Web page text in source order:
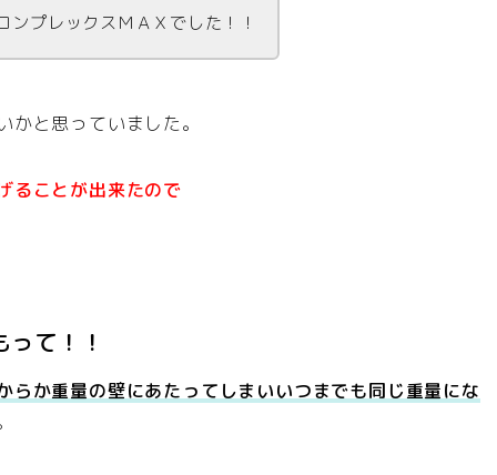
ンプレックスＭＡＸでした！！
と思っていました。
ることが出来たので
て！！
らか重量の壁にあたってしまいいつまでも同じ重量にな